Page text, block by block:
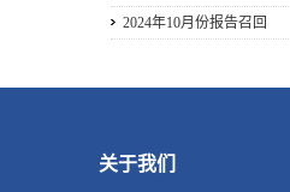
2024年10月份报告召回
关于我们